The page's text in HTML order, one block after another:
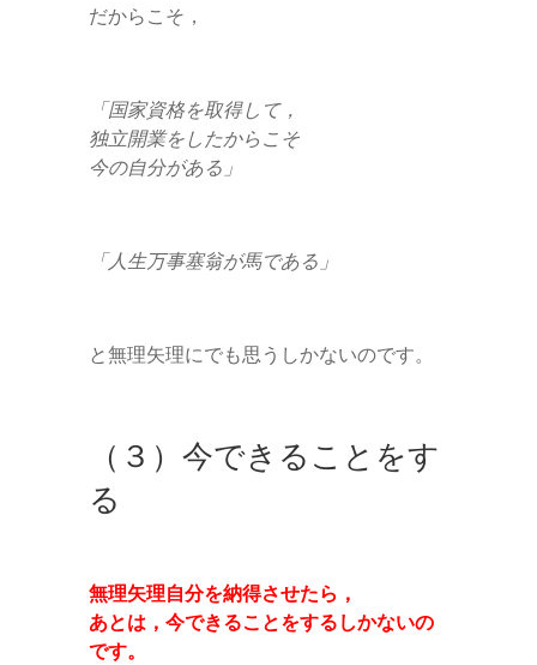
だからこそ，
「国家資格を取得して，
独立開業をしたからこそ
今の自分がある」
「人生万事塞翁が馬である」
と無理矢理にでも思うしかないのです。
（３）今できることをす
る
無理矢理自分を納得させたら，
あとは，今できることをするしかないの
です。